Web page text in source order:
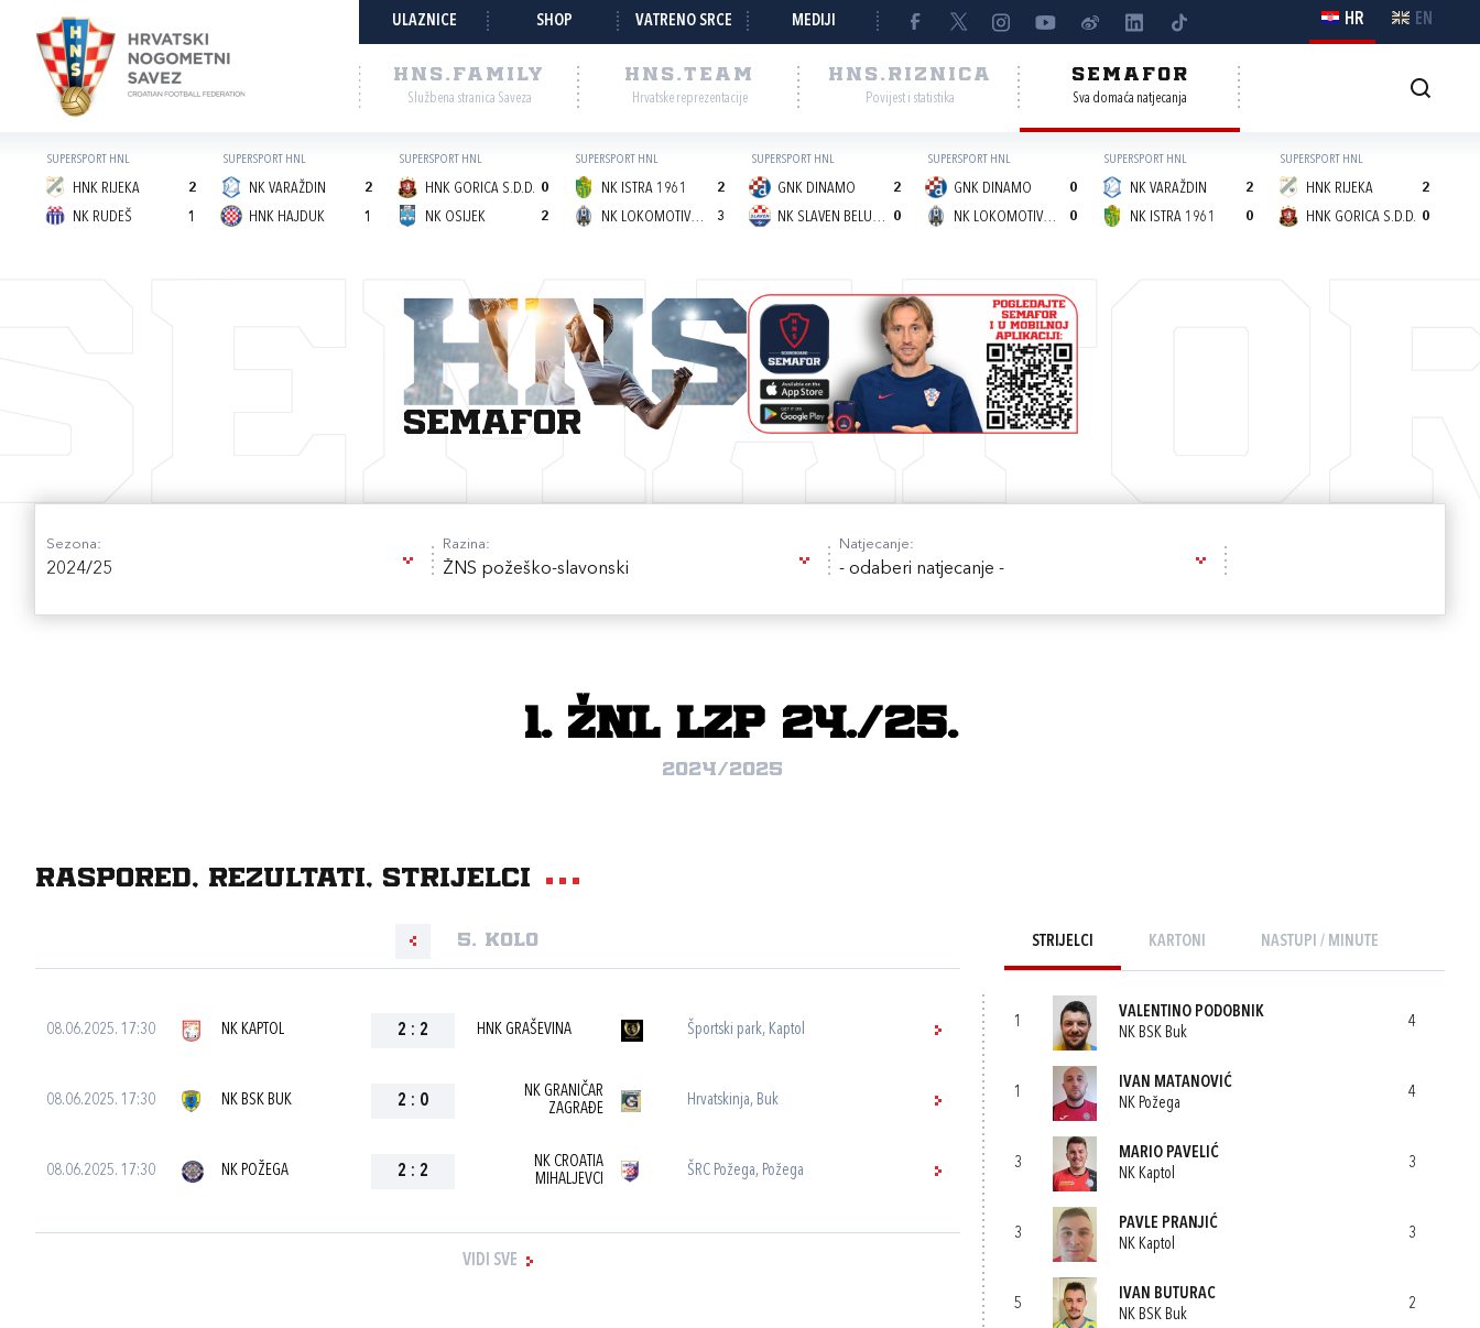
ULAZNICE SHOP VATRENO SRCE MEDIJI HR EN
HNS.FAMILY
Službena stranica Saveza
HNS.TEAM
Hrvatske reprezentacije
HNS.RIZNICA
Povijest i statistika
SEMAFOR
Sva domaća natjecanja
SUPERSPORT HNL
HNK RIJEKA
2
1
NK RUDEŠ
SUPERSPORT HNL
NK VARAŽDIN
2
1
HNK HAJDUK
SUPERSPORT HNL
HNK GORICA S.D.D. 0
2
NK OSIJEK
SUPERSPORT HNL
NK ISTRA 1961
2
3
NK LOKOMOTIVA (Z)
SUPERSPORT HNL
GNK DINAMO
2
0
NK SLAVEN BELUPO
SUPERSPORT HNL
GNK DINAMO
0
0
NK LOKOMOTIVA (Z)
SUPERSPORT HNL
NK VARAŽDIN
2
0
NK ISTRA 1961
SUPERSPORT HNL
HNK RIJEKA
2
0
HNK GORICA S.D.D.
semafor
Sezona:
2024/25
Razina:
ŽNS požeško-slavonski
Natjecanje:
- odaberi natjecanje -
1. ŽNL LZP 24./25.
2024/2025
Raspored, rezultati, strijelci
5. kolo
08.06.2025. 17:30 NK KAPTOL 2 : 2 HNK GRAŠEVINA Športski park, Kaptol
08.06.2025. 17:30 NK BSK BUK 2 : 0
NK GRANIČAR
ZAGRAĐE
Hrvatskinja, Buk
08.06.2025. 17:30 NK POŽEGA 2 : 2
NK CROATIA
MIHALJEVCI
ŠRC Požega, Požega
VIDI SVE
STRIJELCI KARTONI NASTUPI / MINUTE
1
VALENTINO PODOBNIK
NK BSK Buk
4
1
IVAN MATANOVIĆ
NK Požega
4
3
MARIO PAVELIĆ
NK Kaptol
3
3
PAVLE PRANJIĆ
NK Kaptol
3
5
IVAN BUTURAC
NK BSK Buk
2